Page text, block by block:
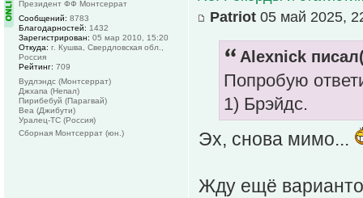
Patriot 05 май 2025,
Alexnick
Попробую
1) Брэйдс.
Эх, снова мимо...
Жду ещё
Президент ФФ Монтсеррат
Сообщений: 8783
Благодарностей: 1432
Зарегистрирован: 05 мар 2010, 15:20
Откуда: г. Кушва, Свердловская обл.,
Россия
Рейтинг: 709
Вудлэндс (Монтсеррат)
Джхапа (Непал)
Пирибебуй (Парагвай)
Веа (Джибути)
Уралец-ТС (Россия)
Сборная Монтсеррат (юн.)